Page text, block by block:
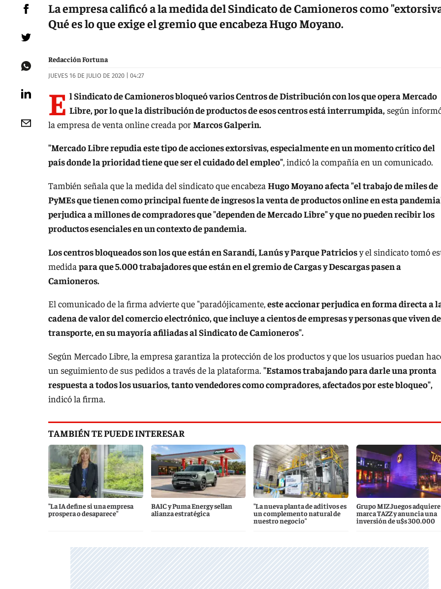
La empresa calificó a la medida del Sindicato de Camioneros como
Qué es lo que exige el gremio que encabeza Hugo Moyano.
Redacción Fortuna
JUEVES 16 DE JULIO DE 2020 | 04:27
E l Sindicato de Camioneros bloqueó varios Centros de Distribución con los que opera Mercado
Libre, por lo que la distribución de productos de esos centros está interrumpida, según
la empresa de venta online creada porMarcos Galperin.
"Mercado Libre repudia este tipo de acciones extorsivas, especialmente en un momento crítico del
país donde la prioridad tiene que ser el cuidado del empleo", indicó la compañía en un comunicado.
También señala que la medida del sindicato que encabeza Hugo Moyano afecta "el trabajo de miles de
PyMEs que tienen como principal fuente de ingresos la venta de productos online en esta
perjudica a millones de compradores que "dependen de Mercado Libre" y que no pueden recibir los
productos esenciales en un contexto de pandemia.
Los centros bloqueados son los que están en Sarandí, Lanús y Parque Patriciosy el sindicato tomó
medida para que 5.000 trabajadores que están en el gremio de Cargas y Descargas pasen a
Camioneros.
El comunicado de la firma advierte que "paradójicamente,este accionar perjudica en forma directa a
cadena de valor del comercio electrónico, que incluye a cientos de empresas y personas que viven
transporte, en su mayoría afiliadas al Sindicato de Camioneros".
Según Mercado Libre, la empresa garantiza la protección de los productos y que los usuarios puedan
un seguimiento de sus pedidos a través de la plataforma. "Estamos trabajando para darle una pronta
respuesta a todos los usuarios, tanto vendedores como compradores, afectados por este bloqueo",
indicó la firma.
TAMBIÉN TE PUEDE INTERESAR
"La IA define si una empresa
prospera o desaparece"
BAIC y Puma Energy sellan
alianza estratégica
"La nueva planta de aditivos es
un complemento natural de
nuestro negocio"
Grupo MIZ Juegos
marca TAZZ y anuncia una
inversión de u$s 300.000